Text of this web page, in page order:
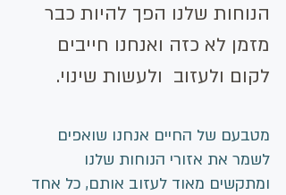
הנוחות שלנו הפך להיות כבר
מזמן לא כזה ואנחנו חייבים
לקום ולעזוב  ולעשות שינוי.
מטבעם של החיים אנחנו שואפים
לשמר את אזורי הנוחות שלנו
ומתקשים מאוד לעזוב אותם, כל אחד